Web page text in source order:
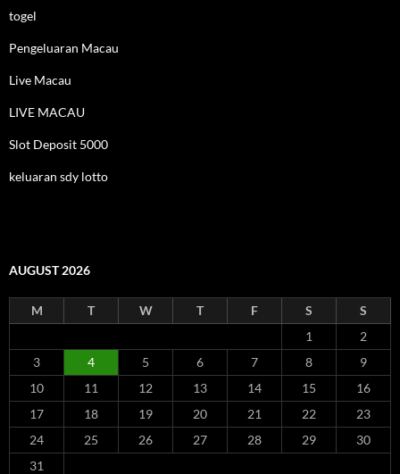
togel
Pengeluaran Macau
Live Macau
LIVE MACAU
Slot Deposit 5000
keluaran sdy lotto
AUGUST 2026
M T W T F S
S
1
2
3
4 5 6 7 8
9
10
11 12 13 14 15
16
17
18 19 20 21 22
23
24
25 26 27 28 29
30
31